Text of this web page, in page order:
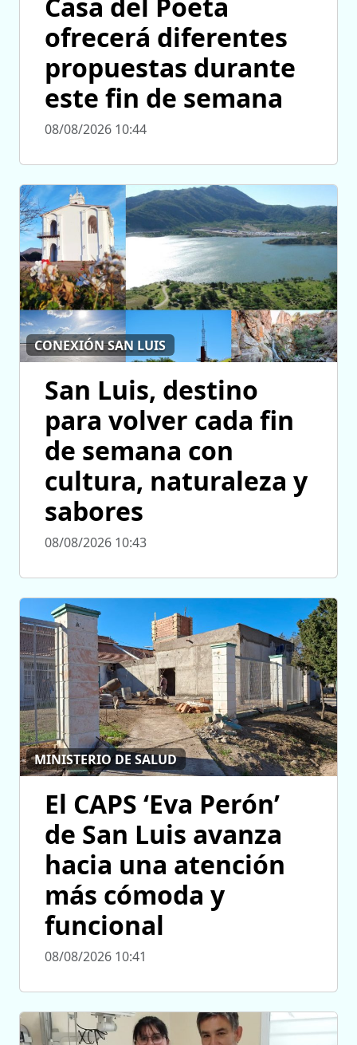
ofrecerá diferentes
propuestas durante
este fin de semana
08/08/2026 10:44
CONEXIÓN SAN LUIS
San Luis, destino
para volver cada fin
de semana con
cultura, naturaleza y
sabores
08/08/2026 10:43
MINISTERIO DE SALUD
El CAPS ‘Eva Perón’
de San Luis avanza
hacia una atención
más cómoda y
funcional
08/08/2026 10:41